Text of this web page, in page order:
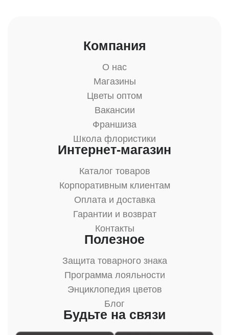
Компания
О нас
Магазины
Цветы оптом
Вакансии
Франшиза
Школа флористики
Интернет-магазин
Каталог товаров
Корпоративным клиентам
Оплата и доставка
Гарантии и возврат
Контакты
Полезное
Защита товарного знака
Программа лояльности
Энциклопедия цветов
Блог
Будьте на связи